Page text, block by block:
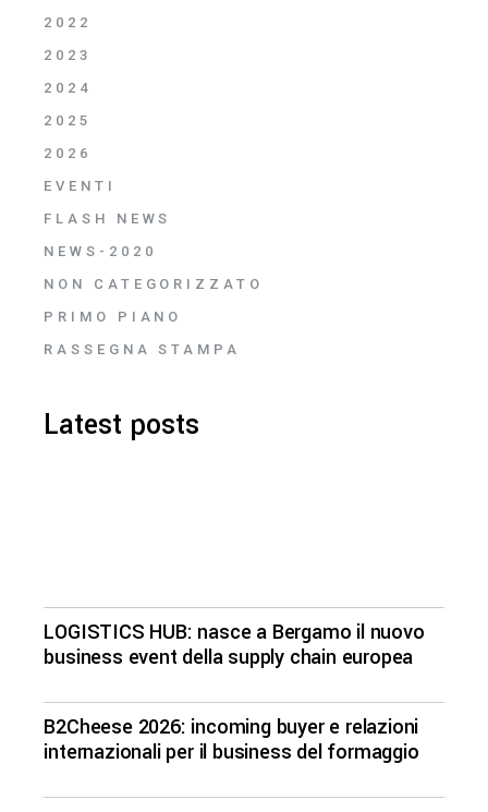
2022
2023
2024
2025
2026
EVENTI
FLASH NEWS
NEWS-2020
NON CATEGORIZZATO
PRIMO PIANO
RASSEGNA STAMPA
Latest posts
LOGISTICS HUB: nasce a Bergamo il nuovo
business event della supply chain europea
B2Cheese 2026: incoming buyer e relazioni
internazionali per il business del formaggio